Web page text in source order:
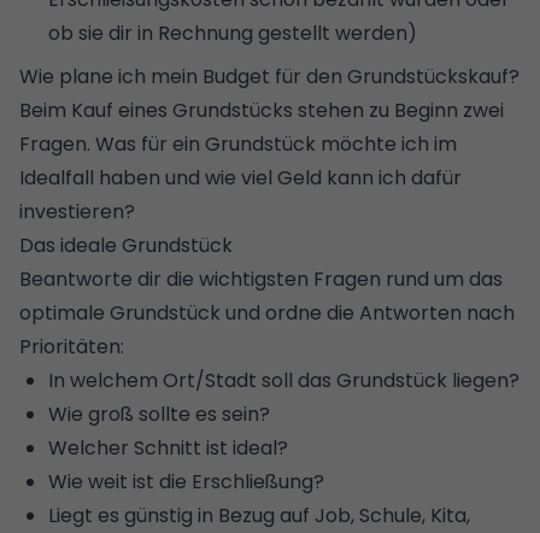
ob sie dir in Rechnung gestellt werden)
Wie plane ich mein Budget für den Grundstückskauf?
Beim Kauf eines Grundstücks stehen zu Beginn zwei
Fragen. Was für ein Grundstück möchte ich im
Idealfall haben und wie viel Geld kann ich dafür
investieren?
Das ideale Grundstück
Beantworte dir die wichtigsten Fragen rund um das
optimale Grundstück und ordne die Antworten nach
Prioritäten:
In welchem Ort/Stadt soll das Grundstück liegen?
Wie groß sollte es sein?
Welcher Schnitt ist ideal?
Wie weit ist die Erschließung?
Liegt es günstig in Bezug auf Job, Schule, Kita,